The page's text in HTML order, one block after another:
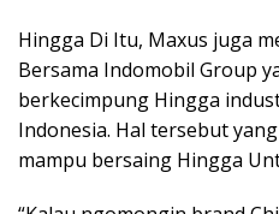
Hingga Di Itu, Maxus juga
Bersama Indomobil Group
berkecimpung Hingga
Indonesia. Hal tersebut
mampu bersaing Hingga